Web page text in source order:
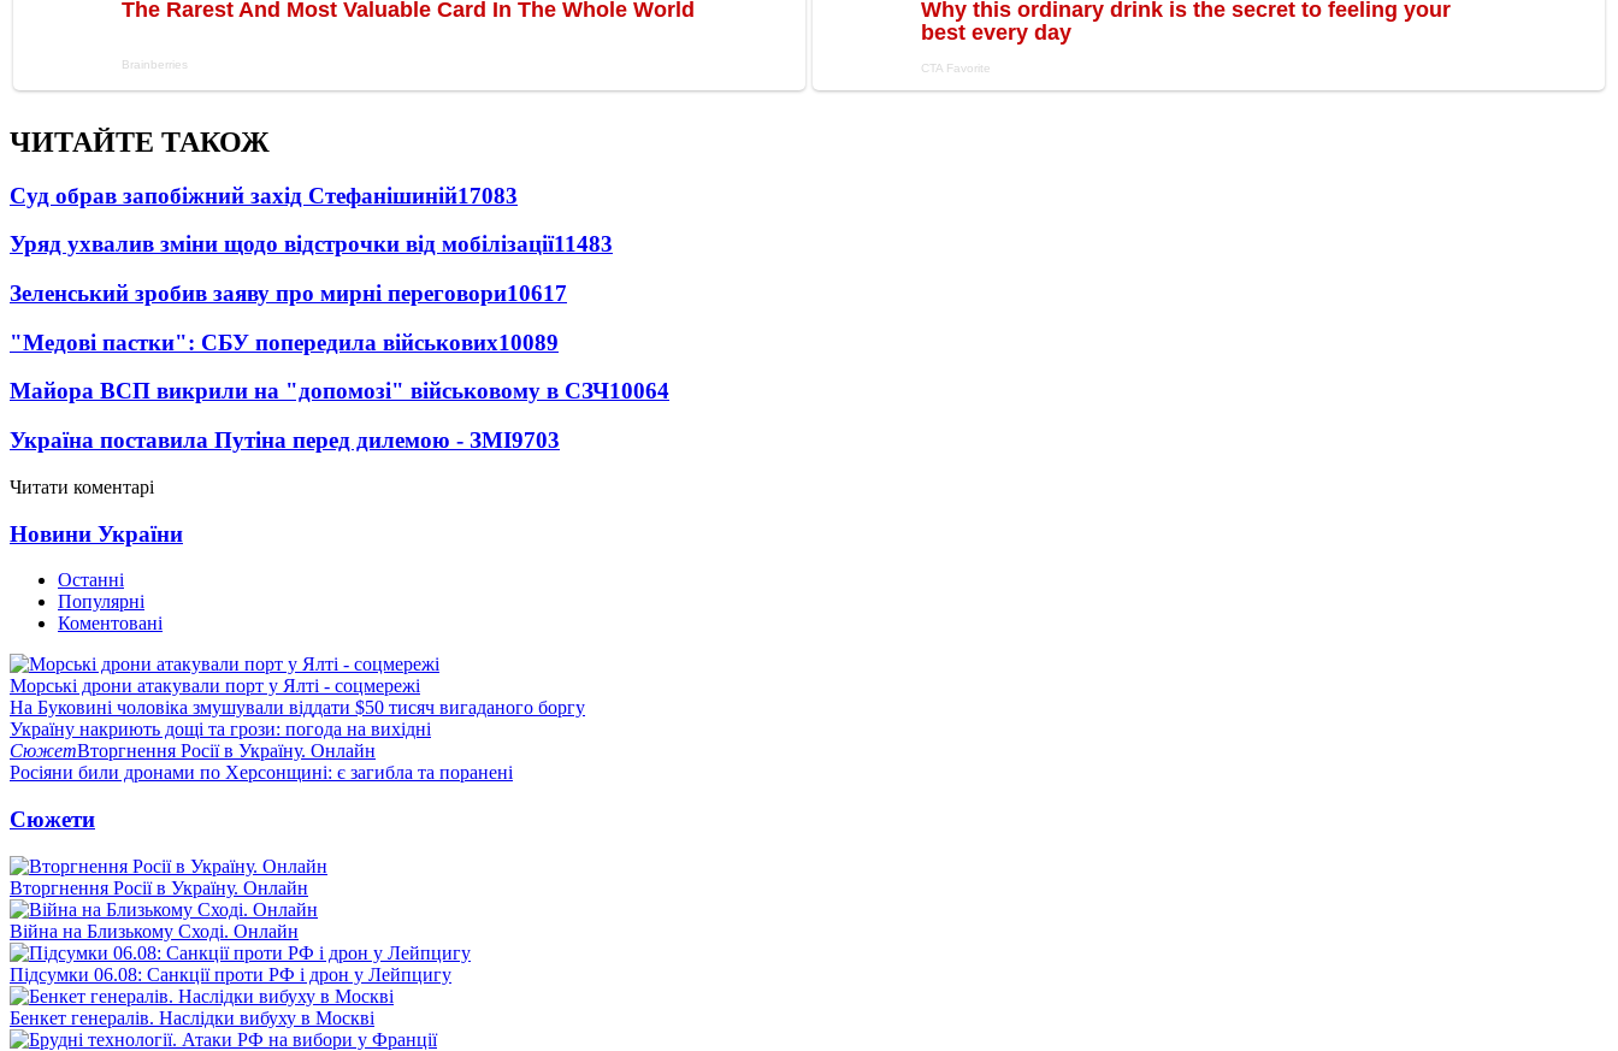
ЧИТАЙТЕ ТАКОЖ
Суд обрав запобіжний захід Стефанішиній17083
Уряд ухвалив зміни щодо відстрочки від мобілізації11483
Зеленський зробив заяву про мирні переговори10617
"Медові пастки": СБУ попередила військових10089
Майора ВСП викрили на "допомозі" військовому в СЗЧ10064
Україна поставила Путіна перед дилемою - ЗМІ9703
Читати коментарі
Новини України
Останні
Популярні
Коментовані
Морські дрони атакували порт у Ялті - соцмережі
На Буковині чоловіка змушували віддати $50 тисяч вигаданого боргу
Україну накриють дощі та грози: погода на вихідні
СюжетВторгнення Росії в Україну. Онлайн
Росіяни били дронами по Херсонщині: є загибла та поранені
Сюжети
Вторгнення Росії в Україну. Онлайн
Війна на Близькому Сході. Онлайн
Підсумки 06.08: Санкції проти РФ і дрон у Лейпцигу
Бенкет генералів. Наслідки вибуху в Москві